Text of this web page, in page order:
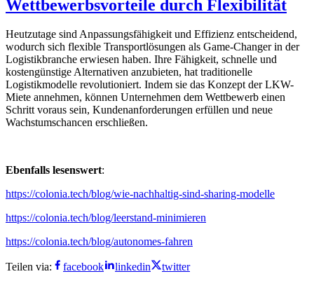
Wettbewerbsvorteile durch Flexibilität
Heutzutage sind Anpassungsfähigkeit und Effizienz entscheidend,
wodurch sich flexible Transportlösungen als Game-Changer in der
Logistikbranche erwiesen haben. Ihre Fähigkeit, schnelle und
kostengünstige Alternativen anzubieten, hat traditionelle
Logistikmodelle revolutioniert. Indem sie das Konzept der LKW-
Miete annehmen, können Unternehmen dem Wettbewerb einen
Schritt voraus sein, Kundenanforderungen erfüllen und neue
Wachstumschancen erschließen.
Ebenfalls lesenswert:
https://colonia.tech/blog/wie-nachhaltig-sind-sharing-modelle
https://colonia.tech/blog/leerstand-minimieren
https://colonia.tech/blog/autonomes-fahren
Teilen via: facebook linkedin twitter